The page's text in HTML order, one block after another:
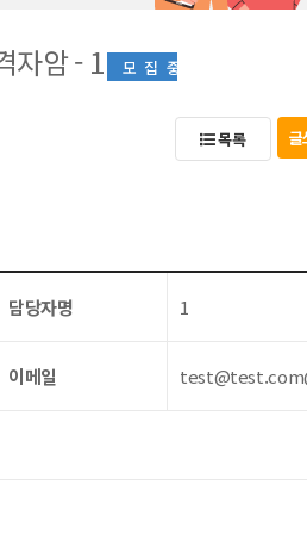
자암 - 1 모집중
목록 글
담당자명 1
이메일